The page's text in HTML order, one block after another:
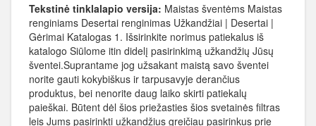
Tekstinė tinklalapio versija: Maistas šventėms Maistas
renginiams Desertai renginimas Užkandžiai | Desertai |
Gėrimai Katalogas 1. Išsirinkite norimus patiekalus iš
katalogo Siūlome itin didelį pasirinkimą užkandžių Jūsų
šventei.Suprantame jog užsakant maistą savo šventei
norite gauti kokybiškus ir tarpusavyje derančius
produktus, bei nenorite daug laiko skirti patiekalų
paieškai. Būtent dėl šios priežasties šios svetainės filtras
leis Jums pasirinkti užkandžius greičiau pasirinkus prie